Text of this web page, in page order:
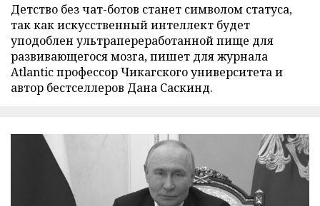
Детство без чат-ботов станет символом статуса,
так как искусственный интеллект будет
уподоблен ультрапереработанной пище для
развивающегося мозга, пишет для журнала
Atlantic профессор Чикагского университета и
автор бестселлеров Дана Саскинд.